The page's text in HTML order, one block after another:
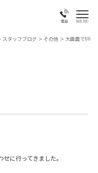
電話 MENU
スタッフブログ > その他 > 大画面で!!!!
に行ってきました。